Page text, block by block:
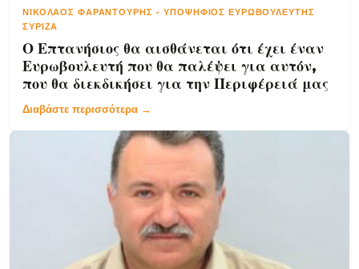
ΝΙΚΌΛΑΟΣ ΦΑΡΑΝΤΟΎΡΗΣ -ΥΠΟΨΉΦΙΟΣ ΕΥΡΩΒΟΥΛΕΥΤΉΣ
ΣΥΡΙΖΑ
Ο Επτανήσιος θα αισθάνεται ότι έχει έναν
Ευρωβουλευτή που θα παλέψει για αυτόν,
που θα διεκδικήσει για την Περιφέρειά μας
Διαβάστε περισσότερα →